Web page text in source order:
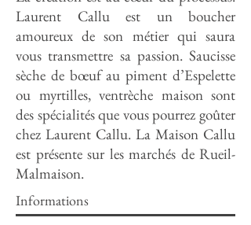
Laurent Callu est un boucher
amoureux de son métier qui saura
vous transmettre sa passion. Saucisse
sèche de bœuf au piment d’Espelette
ou myrtilles, ventrèche maison sont
des spécialités que vous pourrez goûter
chez Laurent Callu. La Maison Callu
est présente sur les marchés de Rueil-
Malmaison.
Informations